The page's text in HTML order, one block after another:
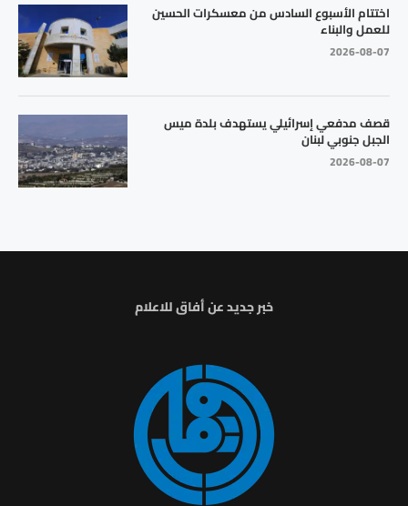
اختتام الأسبوع السادس من معسكرات الحسين
للعمل والبناء
2026-08-07
قصف مدفعي إسرائيلي يستهدف بلدة ميس
الجبل جنوبي لبنان
2026-08-07
خبر جديد عن أفاق للاعلام